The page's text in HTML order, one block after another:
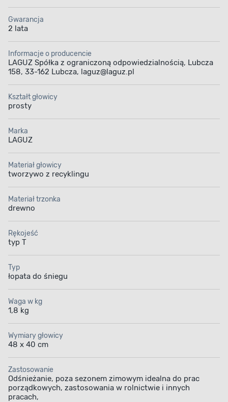
Gwarancja
2 lata
Informacje o producencie
LAGUZ Spółka z ograniczoną odpowiedzialnością, Lubcza
158, 33-162 Lubcza, laguz@laguz.pl
Kształt głowicy
prosty
Marka
LAGUZ
Materiał głowicy
tworzywo z recyklingu
Materiał trzonka
drewno
Rękojeść
typ T
Typ
łopata do śniegu
Waga w kg
1,8 kg
Wymiary głowicy
48 x 40 cm
Zastosowanie
Odśnieżanie, poza sezonem zimowym idealna do prac
porządkowych, zastosowania w rolnictwie i innych
pracach,